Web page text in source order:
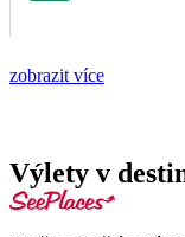
zobrazit více
Výlety v